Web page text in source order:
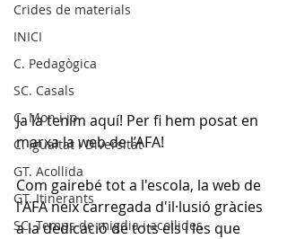
Crides de materials
INICI
C. Pedagògica
SC. Casals
C. Mon i jo
C. Igualtat i Diversitat
GT. Acollida
GT. Itinerants
SC. Temps de migdia i acollides
Ja la tenim aquí! Per fi hem posat en
marxa la web de l’AFA!
Com gairebé tot a l'escola, la web de
l'AFA neix carregada d'il·lusió gràcies
a la dedicació de tots els i les que